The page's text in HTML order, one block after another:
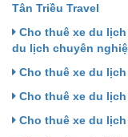
Tân Triều Travel
Cho thuê xe du
du lịch chuyên
Cho thuê xe du
Cho thuê xe du
Cho thuê xe du